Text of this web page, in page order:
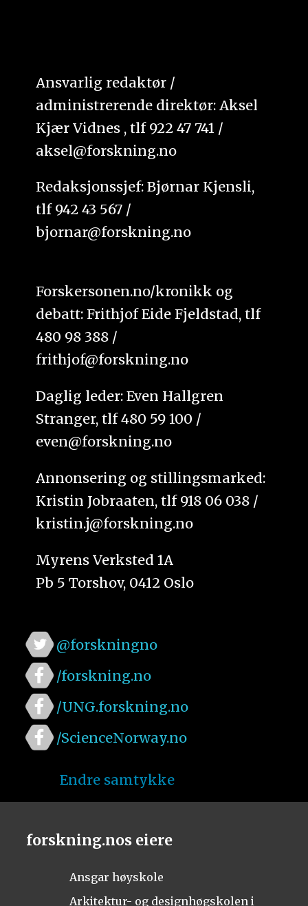
Ansvarlig redaktør /
administrerende direktør: Aksel
Kjær Vidnes , tlf 922 47 741 /
aksel@forskning.no
Redaksjonssjef: Bjørnar Kjensli,
tlf 942 43 567 /
bjornar@forskning.no
Forskersonen.no/kronikk og
debatt: Frithjof Eide Fjeldstad, tlf
480 98 388 /
frithjof@forskning.no
Daglig leder: Even Hallgren
Stranger, tlf 480 59 100 /
even@forskning.no
Annonsering og stillingsmarked:
Kristin Jobraaten, tlf 918 06 038 /
kristin.j@forskning.no
Myrens Verksted 1A
Pb 5 Torshov, 0412 Oslo
@forskningno
/forskning.no
/UNG.forskning.no
/ScienceNorway.no
Endre samtykke
forskning.nos eiere
Ansgar høyskole
Arkitektur- og designhøgskolen i